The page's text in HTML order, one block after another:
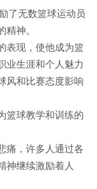
了无数篮球运动员
精神。
表现，使他成为篮
业生涯和个人魅力
风和比赛态度影响
篮球教学和训练的
痛，许多人通过各
神继续激励着人